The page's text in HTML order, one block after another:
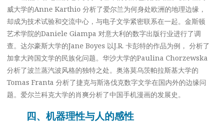
威大学的Anne Karthio 分析了爱尔兰为何身处欧洲的地理边缘，
却成为技术试验和交流中心，与电子文学紧密联系在一起。金斯顿
艺术学院的Daniele Giampa 对意大利的数字出版行业进行了调
查。达尔豪斯大学的Jane Boyes 以J.R. 卡彭特的作品为例， 分析了
加拿大跨国文学的民族化问题。华沙大学的Paulina Chorzewska
分析了波兰蒸汽波风格的独特之处。奥洛莫乌茨帕拉斯基大学的
Tomas Franta 分析了捷克与斯洛伐克数字文学在国内外的边缘问
题。爱尔兰科克大学的肖爽分析了中国手机漫画的发展史。
四、机器理性与人的感性